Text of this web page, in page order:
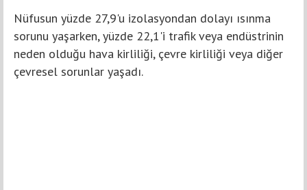
Nüfusun yüzde 27,9'u izolasyondan dolayı ısınma
sorunu yaşarken, yüzde 22,1'i trafik veya endüstrinin
neden olduğu hava kirliliği, çevre kirliliği veya diğer
çevresel sorunlar yaşadı.